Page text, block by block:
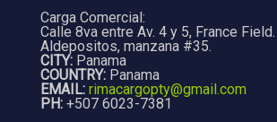
Carga Comercial:
Calle 8va entre Av. 4 y 5, France
Aldepositos, manzana #35.
CITY: Panama
COUNTRY: Panama
EMAIL: rimacargopty@gmail.com
PH: +507 6023-7381